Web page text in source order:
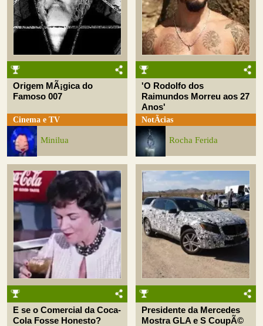
Origem MÃ¡gica do
Famoso 007
Cinema e TV
Minilua
'O Rodolfo dos
Raimundos Morreu aos 27
Anos'
NotÃ­cias
Rocha Ferida
E se o Comercial da Coca-
Cola Fosse Honesto?
Presidente da Mercedes
Mostra GLA e S CoupÃ©